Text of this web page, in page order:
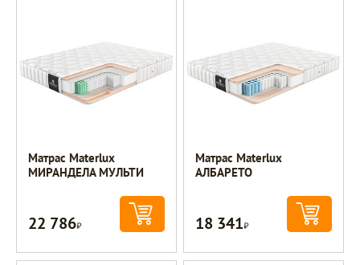
Матрас Materlux
МИРАНДЕЛА МУЛЬТИ
22 786Р
Матрас Materlux
АЛБАРЕТО
18 341Р